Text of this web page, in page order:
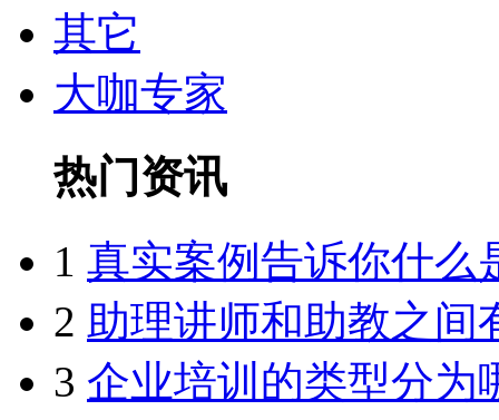
其它
大咖专家
热门资讯
1 真实案例告诉你什么
2 助理讲师和助教之间
3 企业培训的类型分为